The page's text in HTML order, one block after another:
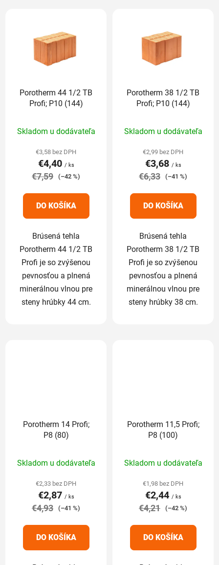
Porotherm 44 1/2 TB
Profi; P10 (144)
hodnotenie
produktu
je
5,0
5
hviezdičiek.
Skladom u dodávateľa
€3,58 bez DPH
€4,40 / ks
€7,59 (–42 %)
DO KOŠÍKA
Brúsená tehla
Porotherm 44 1/2 TB
Profi je so zvýšenou
pevnosťou a plnená
minerálnou vlnou pre
steny hrúbky 44 cm.
Porotherm 38 1/2 TB
Profi; P10 (144)
hodnotenie
produktu
je
5,0
5
hviezdičiek.
Skladom u dodávateľa
€2,99 bez DPH
€3,68 / ks
€6,33 (–41 %)
DO KOŠÍKA
Brúsená tehla
Porotherm 38 1/2 TB
Profi je so zvýšenou
pevnosťou a plnená
minerálnou vlnou pre
steny hrúbky 38 cm.
Porotherm 14 Profi;
P8 (80)
hodnotenie
produktu
je
5,0
5
hviezdičiek.
Skladom u dodávateľa
€2,33 bez DPH
€2,87 / ks
€4,93 (–41 %)
DO KOŠÍKA
Porotherm 11,5 Profi;
P8 (100)
hodnotenie
produktu
je
5,0
5
hviezdičiek.
Skladom u dodávateľa
€1,98 bez DPH
€2,44 / ks
€4,21 (–42 %)
DO KOŠÍKA